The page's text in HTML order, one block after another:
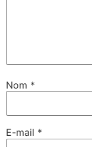
Nom *
E-mail *